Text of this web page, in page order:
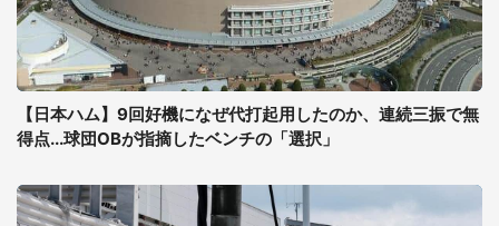
【日本ハム】9回好機になぜ代打起用したのか、連続三振で無
得点...球団OBが指摘したベンチの「選択」